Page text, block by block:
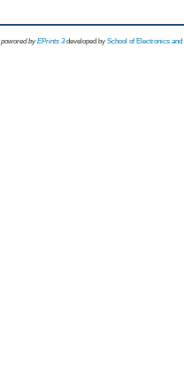
powored byEPrints 3 developed by School of Electronics